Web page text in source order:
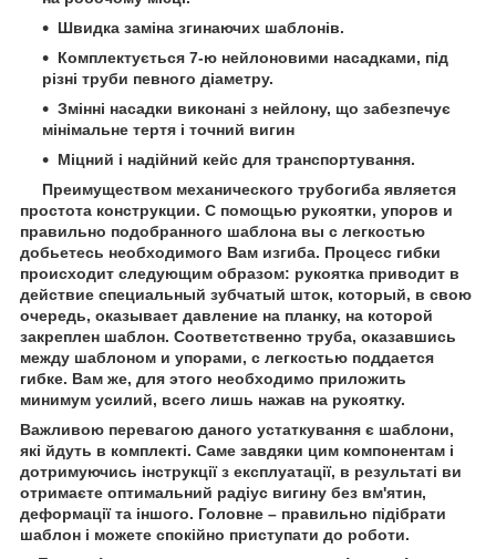
Швидка заміна згинаючих шаблонів.
Комплектується 7-ю нейлоновими насадками, під
різні труби певного діаметру.
Змінні насадки виконані з нейлону, що забезпечує
мінімальне тертя і точний вигин
Міцний і надійний кейс для транспортування.
Преимуществом механического трубогиба является
простота конструкции. С помощью рукоятки, упоров и
правильно подобранного шаблона вы с легкостью
добьетесь необходимого Вам изгиба. Процесс гибки
происходит следующим образом: рукоятка приводит в
действие специальный зубчатый шток, который, в свою
очередь, оказывает давление на планку, на которой
закреплен шаблон. Соответственно труба, оказавшись
между шаблоном и упорами, с легкостью поддается
гибке. Вам же, для этого необходимо приложить
минимум усилий, всего лишь нажав на рукоятку.
Важливою перевагою даного устаткування є шаблони,
які йдуть в комплекті. Саме завдяки цим компонентам і
дотримуючись інструкції з експлуатації, в результаті ви
отримаєте оптимальний радіус вигину без вм'ятин,
деформації та іншого. Головне – правильно підібрати
шаблон і можете спокійно приступати до роботи.